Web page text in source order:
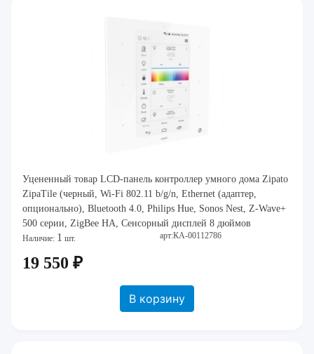
Уцененный товар LCD-панель контроллер умного дома Zipato
ZipaTile (черный, Wi-Fi 802.11 b/g/n, Ethernet (адаптер,
опционально), Bluetooth 4.0, Philips Hue, Sonos Nest, Z-Wave+
500 серии, ZigBee HA, Сенсорный дисплей 8 дюймов
(800х1280), блок питания, акб
Наличие: 1 шт. арт:КА-00112786
19 550 ₽
В корзину